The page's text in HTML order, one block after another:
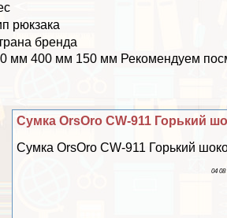
рюкзака
бренда
мм 400 мм 150 мм Рекомендуем
Сумка OrsOro CW-911 Горький
Сумка OrsOro CW-911 Горький
04 08